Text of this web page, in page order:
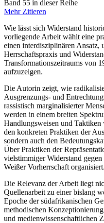
Band 55 in dieser Reihe
Mehr Zitieren
Wie lässt sich Widerstand
vorliegende Arbeit wählt eine
einen interdisziplinären Ansatz,
Herrschaftspraxis und
Transformationszeitraums von
aufzuzeigen.
Die Autorin zeigt, wie
Ausgrenzungs- und
rassistisch marginalisierter
werden in einem breiten
Handlungsweisen und
den konkreten Praktiken der
sondern auch den
Über Praktiken der
vielstimmiger Widerstand
Weißer Vorherrschaft organisiert.
Die Relevanz der Arbeit liegt
Quellenarbeit zu einer bislang
Epoche der südafrikanischen
methodischen
und medienwissenschaftlichen